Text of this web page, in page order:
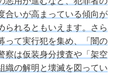
合いが高まっている傾向が
られるともいえます。さら
って実行犯を集め、「闇の
察は仮装身分捜査や「架空
織の解明と壊滅を図ってい